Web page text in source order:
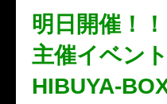
明日開催
主催イベン
HIBUYA-